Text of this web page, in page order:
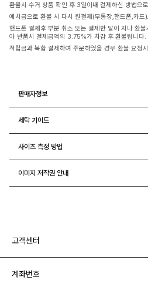
환불시 수거 상품 확인 후 3일이내 결제하신 방법으
예치금으로 환불 시 다시 원결제(무통장,핸드폰,카드
핸드폰 결제후 부분 취소 또는 결제한 달이 지나 환
아 반품시 결제금액의 3.75%가 차감 후 환불됩니다.
적립금과 복합 결제하여 주문하였을 경우 환불 요청
판매자정보
세탁 가이드
사이즈 측정 방법
이미지 저작권 안내
고객센터
계좌번호